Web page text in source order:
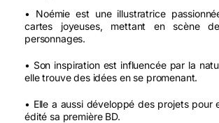
• Noémie est une illustratrice
cartes joyeuses, mettant en scène
personnages.
• Son inspiration est influencée par la
elle trouve des idées en se promenant.
• Elle a aussi développé des projets pour
édité sa première BD.